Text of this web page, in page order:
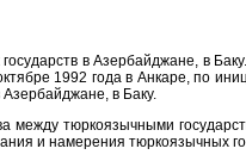
в Азербайджане, в
1992 года в Анкаре, по
в Баку.
между тюркоязычными
и намерения тюркоязычных